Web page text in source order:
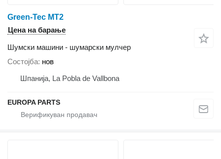
Green-Tec MT2
Цена на барање
Шумски машини - шумарски мулчер
Состојба нов
Шпанија, La Pobla de Vallbona
EUROPA PARTS